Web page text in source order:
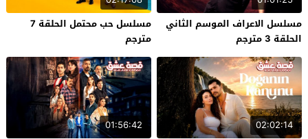
مسلسل الاعراف الموسم الثاني
الحلقة 3 مترجم
مسلسل حب محتمل الحلقة 7
مترجم
02:02:14
01:56:42